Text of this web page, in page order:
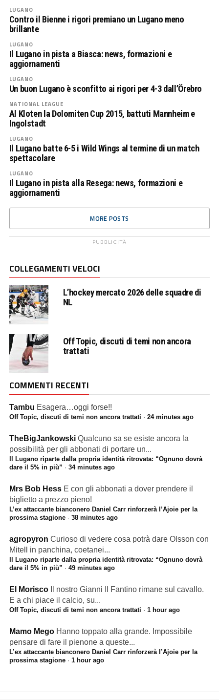
LUGANO
Contro il Bienne i rigori premiano un Lugano meno
brillante
LUGANO
Il Lugano in pista a Biasca: news, formazioni e
aggiornamenti
LUGANO
Un buon Lugano è sconfitto ai rigori per 4-3 dall’Örebro
NATIONAL LEAGUE
Al Kloten la Dolomiten Cup 2015, battuti Mannheim e
Ingolstadt
LUGANO
Il Lugano batte 6-5 i Wild Wings al termine di un match
spettacolare
LUGANO
Il Lugano in pista alla Resega: news, formazioni e
aggiornamenti
MORE POSTS
PUBBLICITÀ
COLLEGAMENTI VELOCI
L’hockey mercato 2026 delle squadre di
NL
Off Topic, discuti di temi non ancora
trattati
COMMENTI RECENTI
Tambu Esagera…oggi forse!!
Off Topic, discuti di temi non ancora trattati · 24 minutes ago
TheBigJankowski Qualcuno sa se esiste ancora la
possibilità per gli abbonati di portare un...
Il Lugano riparte dalla propria identità ritrovata: “Ognuno dovrà
dare il 5% in più” · 34 minutes ago
Mrs Bob Hess E con gli abbonati a dover prendere il
biglietto a prezzo pieno!
L’ex attaccante bianconero Daniel Carr rinforzerà l’Ajoie per la
prossima stagione· 38 minutes ago
agropyron Curioso di vedere cosa potrà dare Olsson con
Mitell in panchina, coetanei...
Il Lugano riparte dalla propria identità ritrovata: “Ognuno dovrà
dare il 5% in più” · 49 minutes ago
El Morisco
Il nostro Gianni Il Fantino rimane sul cavallo.
E a chi piace il calcio, su...
Off Topic, discuti di temi non ancora trattati · 1 hour ago
Mamo Mego Hanno toppato alla grande. Impossibile
pensare di fare il pienone a queste...
L’ex attaccante bianconero Daniel Carr rinforzerà l’Ajoie per la
prossima stagione· 1 hour ago